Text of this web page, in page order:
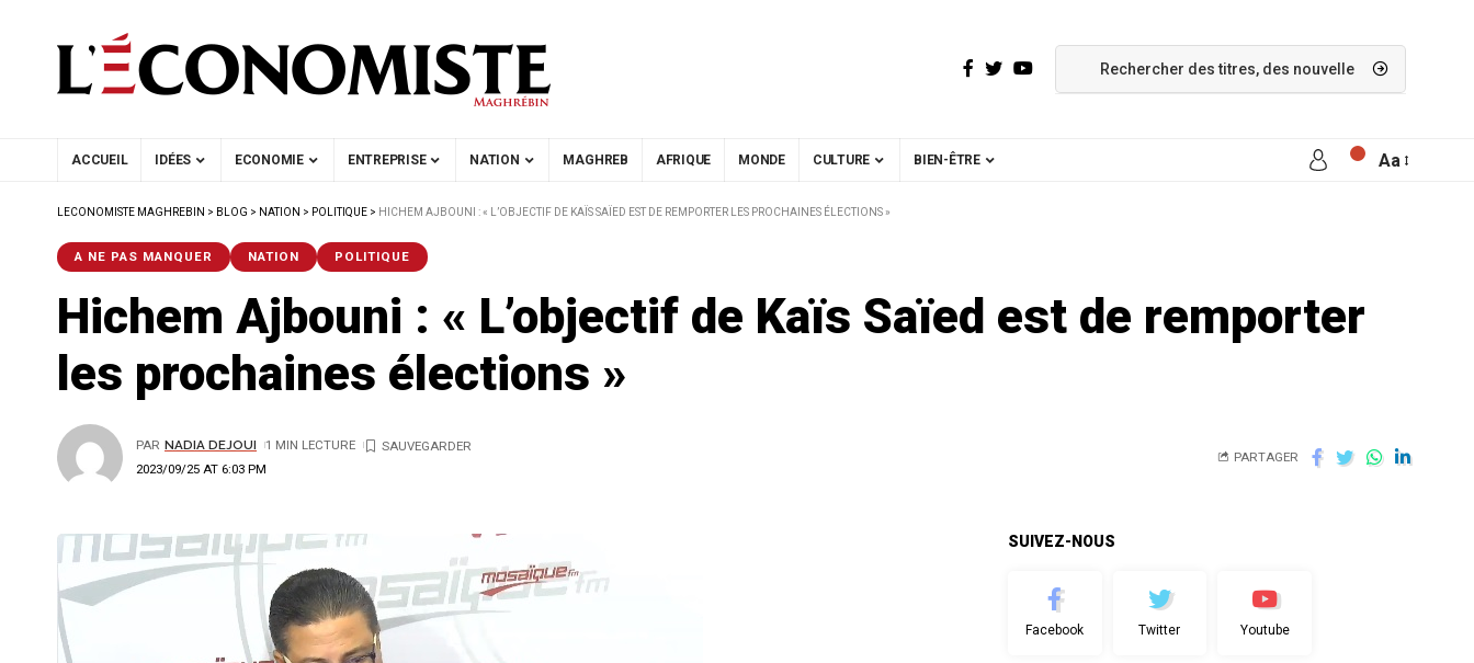
ACCUEIL IDÉES ECONOMIE ENTREPRISE NATION MAGHREB AFRIQUE MONDE CULTURE BIEN-ÊTRE Aa
LECONOMISTE MAGHREBIN > BLOG > NATION > POLITIQUE > HICHEM AJBOUNI : « L’OBJECTIF DE KAÏS SAÏED EST DE REMPORTER LES PROCHAINES ÉLECTIONS »
A NE PAS MANQUER NATION POLITIQUE
Hichem Ajbouni : « L’objectif de Kaïs Saïed est de remporter
les prochaines élections »
2023/09/25 AT 6:03 PM
PAR NADIA DEJOUI 1 MIN LECTURE
PARTAGER
SUIVEZ-NOUS
Facebook Twitter Youtube